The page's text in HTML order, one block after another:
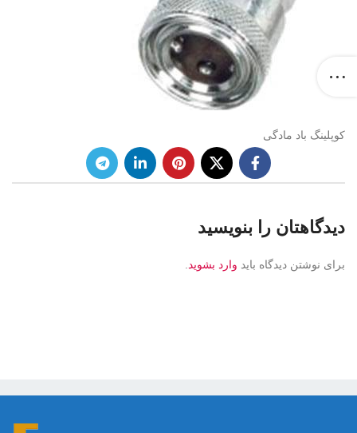
کوپلینگ باد مادگی
دیدگاهتان را بنویسید
برای نوشتن دیدگاه باید وارد بشوید